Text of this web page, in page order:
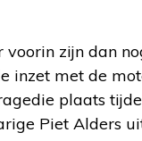
zijn dan
inzet met de
plaats
Piet Alders